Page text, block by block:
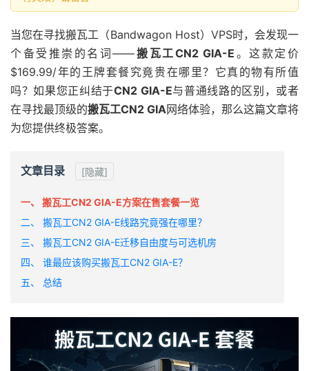
当您在寻找搬瓦工（Bandwagon Host）VPS时，会发现一
个备受推崇的名词——搬瓦工CN2 GIA-E 。这款定价
$169.99/年的王牌套餐究竟贵在哪里？它真的物有所值
吗？如果您正纠结于CN2 GIA-E与普通线路的区别，或者
在寻找最顶级的搬瓦工CN2 GIA网络体验，那么这篇文章将
为您提供终极答案。
文章目录 [隐藏]
一、 搬瓦工CN2 GIA-E方案在售套餐一览
二、 搬瓦工CN2 GIA-E线路究竟强在哪里？
三、 搬瓦工CN2 GIA-E迁移自由度与可选机房
四、 谁最应该购买搬瓦工CN2 GIA-E？
五、 总结